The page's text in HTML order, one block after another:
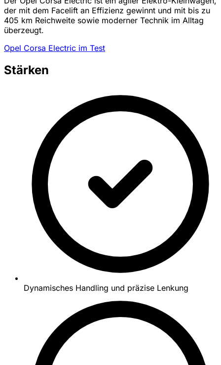
der mit dem Facelift an Effizienz gewinnt und mit bis zu
405 km Reichweite sowie moderner Technik im Alltag
überzeugt.
Opel Corsa Electric im Test
Stärken
Dynamisches Handling und präzise Lenkung